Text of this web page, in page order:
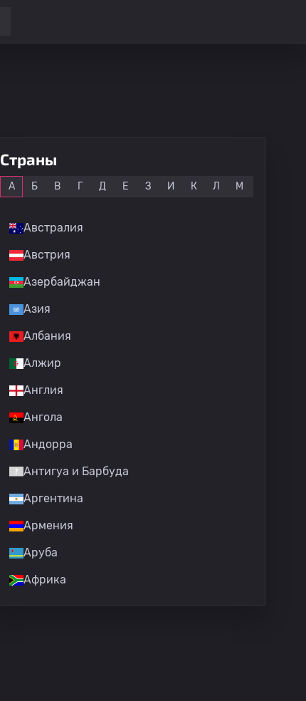
Страны
А Б В Г Д Е З И К Л М
Австралия
Австрия
Азербайджан
Азия
Албания
Алжир
Англия
Ангола
Андорра
Антигуа и Барбуда
Аргентина
Армения
Аруба
Африка